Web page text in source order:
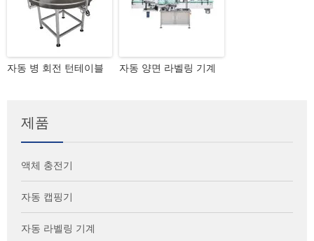
자동 병 회전 턴테이블 자동 양면 라벨링 기계
제품
액체 충전기
자동 캡핑기
자동 라벨링 기계